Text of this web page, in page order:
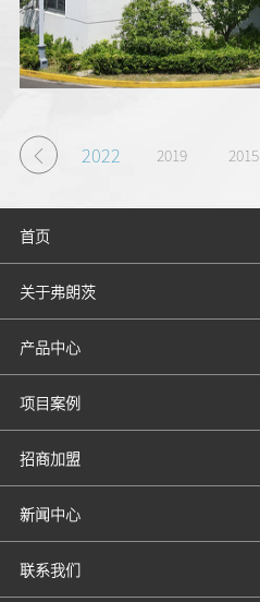
2022 2019 2015
首页
关于弗朗茨
产品中心
项目案例
招商加盟
新闻中心
联系我们